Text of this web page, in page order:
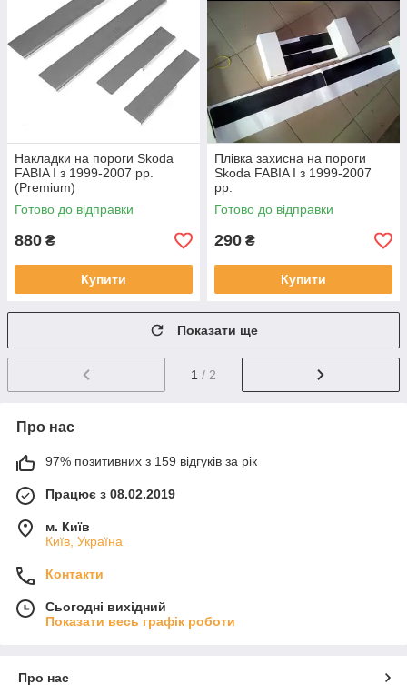
Накладки на пороги Skoda
FABIA I з 1999-2007 рр.
(Premium)
Готово до відправки
880 ₴
Купити
Плівка захисна на пороги
Skoda FABIA I з 1999-2007
рр.
Готово до відправки
290 ₴
Купити
Показати ще
1 / 2
Про нас
97% позитивних з 159 відгуків за рік
Працює з 08.02.2019
м. Київ
Київ, Україна
Контакти
Сьогодні вихідний
Показати весь графік роботи
Про нас